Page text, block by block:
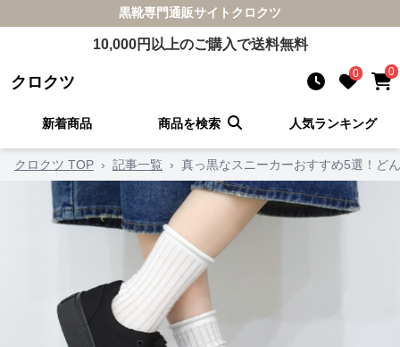
黒靴専門通販サイト クロクツ
10,000円以上のご購入で送料無料
クロクツ 0 0
新着商品 商品を検索 人気ランキング
クロクツ TOP › 記事一覧 › 真っ黒なスニーカーおすすめ5選！ど